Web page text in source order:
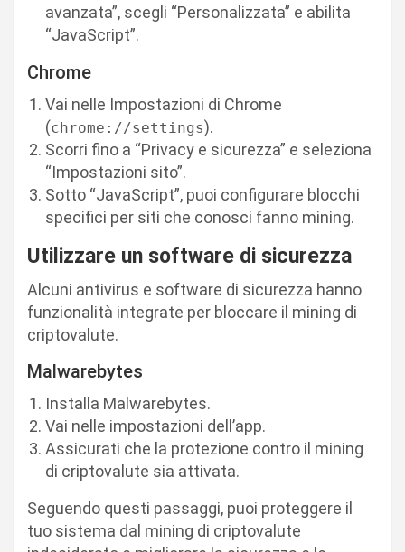
avanzata”, scegli “Personalizzata” e abilita
“JavaScript”.
Chrome
Vai nelle Impostazioni di Chrome
(chrome://settings).
Scorri fino a “Privacy e sicurezza” e seleziona
“Impostazioni sito”.
Sotto “JavaScript”, puoi configurare blocchi
specifici per siti che conosci fanno mining.
Utilizzare un software di sicurezza
Alcuni antivirus e software di sicurezza hanno
funzionalità integrate per bloccare il mining di
criptovalute.
Malwarebytes
Installa Malwarebytes.
Vai nelle impostazioni dell’app.
Assicurati che la protezione contro il mining
di criptovalute sia attivata.
Seguendo questi passaggi, puoi proteggere il
tuo sistema dal mining di criptovalute